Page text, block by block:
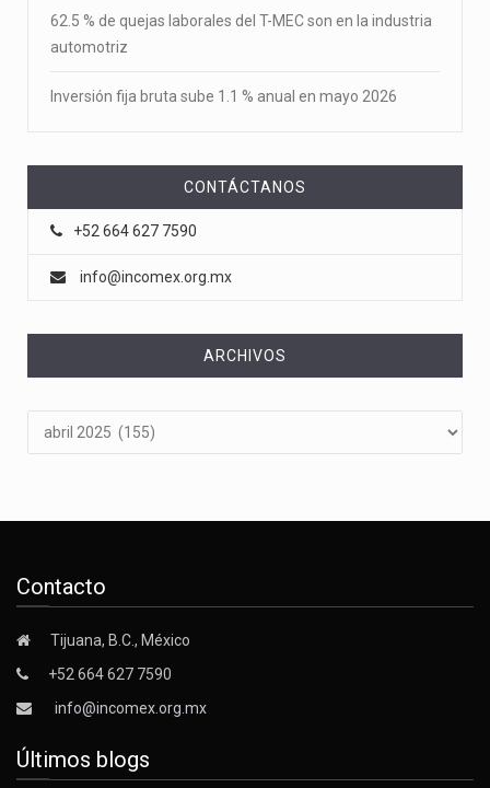
62.5 % de quejas laborales del T-MEC son en la industria
automotriz
Inversión fija bruta sube 1.1 % anual en mayo 2026
CONTÁCTANOS
+52 664 627 7590
info@incomex.org.mx
ARCHIVOS
Contacto
Tijuana, B.C., México
+52 664 627 7590
info@incomex.org.mx
Últimos blogs